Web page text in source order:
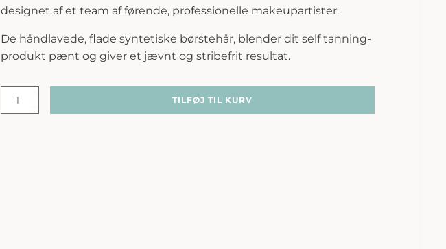
designet af et team af førende, professionelle makeupartister.
De håndlavede, flade syntetiske børstehår, blender dit self tanning-
produkt pænt og giver et jævnt og stribefrit resultat.
Marc
Inbane
TILFØJ TIL KURV